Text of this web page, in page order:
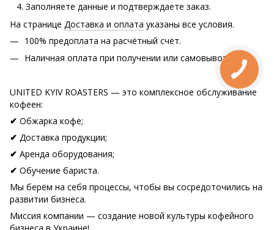
Заполняете данные и подтверждаете заказ.
На странице Доставка и оплата указаны все условия.
100% предоплата на расчётный счёт.
Наличная оплата при получении или самовывозе.
UNITED KYIV ROASTERS — это комплексное обслуживание
кофеен:
✔ Обжарка кофе;
✔ Доставка продукции;
✔ Аренда оборудования;
✔ Обучение бариста.
Мы берём на себя процессы, чтобы вы сосредоточились на
развитии бизнеса.
Миссия компании — создание новой культуры кофейного
бизнеса в Украине!